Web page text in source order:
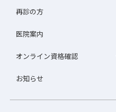
再診の方
医院案内
オンライン資格確認
お知らせ